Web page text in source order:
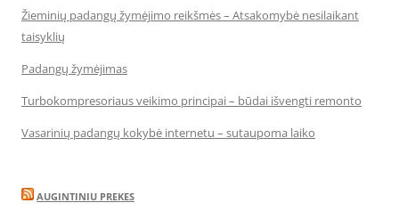
Žieminių padangų žymėjimo reikšmės – Atsakomybė nesilaikant
taisyklių
Padangų žymėjimas
Turbokompresoriaus veikimo principai – būdai išvengti remonto
Vasarinių padangų kokybė internetu – sutaupoma laiko
AUGINTINIU PREKES